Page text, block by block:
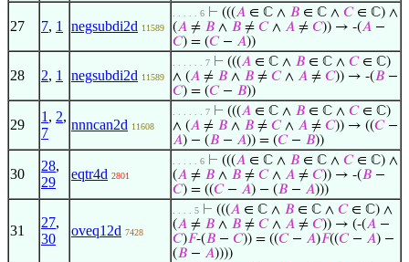
27 7, 1 negsubdi2d 11589
. . . . . 6 ⊢ (((𝐴 ∈ ℂ ∧ 𝐵 ∈ ℂ ∧ 𝐶∈ ℂ) ∧
(𝐴 ≠ 𝐵 ∧ 𝐵 ≠ 𝐶∧ 𝐴 ≠ 𝐶)) → -(𝐴 −
𝐶) = (𝐶− 𝐴))
28 2, 1 negsubdi2d 11589
. . . . . . 7 ⊢ (((𝐴 ∈ ℂ ∧ 𝐵 ∈ ℂ ∧ 𝐶∈ ℂ)
∧ (𝐴 ≠ 𝐵 ∧ 𝐵 ≠ 𝐶∧ 𝐴 ≠ 𝐶)) → -(𝐵 −
𝐶) = (𝐶− 𝐵))
29
1 , 2,
7
nnncan2d 11608
. . . . . . 7 ⊢ (((𝐴 ∈ ℂ ∧ 𝐵 ∈ ℂ ∧ 𝐶∈ ℂ)
∧ (𝐴 ≠ 𝐵 ∧ 𝐵 ≠ 𝐶∧ 𝐴 ≠ 𝐶)) → ((𝐶−
𝐴) − (𝐵 − 𝐴)) = (𝐶− 𝐵))
30
28,
29
eqtr4d 2801
. . . . . 6 ⊢ (((𝐴 ∈ ℂ ∧ 𝐵 ∈ ℂ ∧ 𝐶∈ ℂ) ∧
(𝐴 ≠ 𝐵 ∧ 𝐵 ≠ 𝐶∧ 𝐴 ≠ 𝐶)) → -(𝐵 −
𝐶) = ((𝐶− 𝐴) − (𝐵 − 𝐴)))
31
27,
30
oveq12d 7428
. . . . 5 ⊢ (((𝐴 ∈ ℂ ∧ 𝐵 ∈ ℂ ∧ 𝐶∈ ℂ) ∧
(𝐴 ≠ 𝐵 ∧ 𝐵 ≠ 𝐶∧ 𝐴 ≠ 𝐶)) → (-(𝐴 −
𝐶)𝐹-(𝐵 − 𝐶)) = ((𝐶− 𝐴)𝐹((𝐶− 𝐴) −
(𝐵 − 𝐴))))